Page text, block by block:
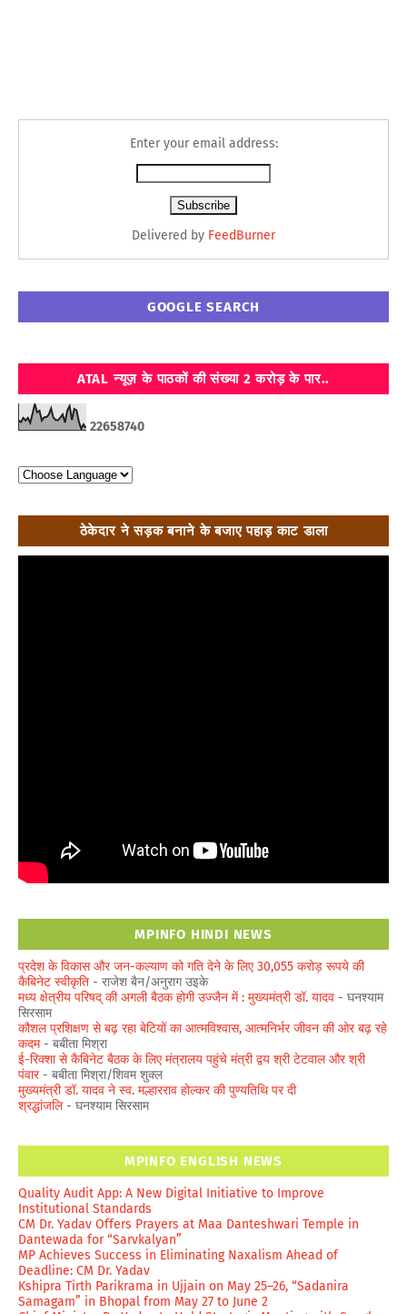
Enter your email address:
Delivered by FeedBurner
GOOGLE SEARCH
ATAL न्यूज़ के पाठकों की संख्या 2 करोड़ के पार..
22658740
ठेकेदार ने सड़क बनाने के बजाए पहाड़ काट डाला
MPINFO HINDI NEWS
प्रदेश के विकास और जन-कल्याण को गति देने के लिए 30,055 करोड़ रूपये की
कैबिनेट स्वीकृति - राजेश बैन/अनुराग उइके
मध्य क्षेत्रीय परिषद् की अगली बैठक होगी उज्जैन में : मुख्यमंत्री डॉ. यादव - घनश्याम
सिरसाम
कौशल प्रशिक्षण से बढ़ रहा बेटियों का आत्मविश्वास, आत्मनिर्भर जीवन की ओर बढ़ रहे
कदम- बबीता मिश्रा
ई-रिक्शा से कैबिनेट बैठक के लिए मंत्रालय पहुंचे मंत्री द्वय श्री टेटवाल और श्री
पंवार- बबीता मिश्रा/शिवम शुक्ल
मुख्यमंत्री डॉ. यादव ने स्व. मल्हारराव होल्कर की पुण्यतिथि पर दी
श्रद्धांजलि- घनश्याम सिरसाम
MPINFO ENGLISH NEWS
Quality Audit App: A New Digital Initiative to Improve
Institutional Standards
CM Dr. Yadav Offers Prayers at Maa Danteshwari Temple in
Dantewada for “Sarvkalyan”
MP Achieves Success in Eliminating Naxalism Ahead of
Deadline: CM Dr. Yadav
Kshipra Tirth Parikrama in Ujjain on May 25–26, “Sadanira
Samagam” in Bhopal from May 27 to June 2